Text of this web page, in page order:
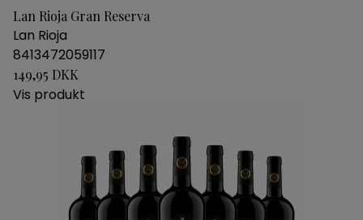
Lan Rioja Gran Reserva
Lan Rioja
8413472059117
149,95 DKK
Vis produkt